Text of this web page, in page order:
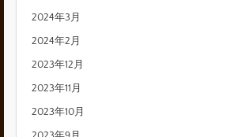
2024年3月
2024年2月
2023年12月
2023年11月
2023年10月